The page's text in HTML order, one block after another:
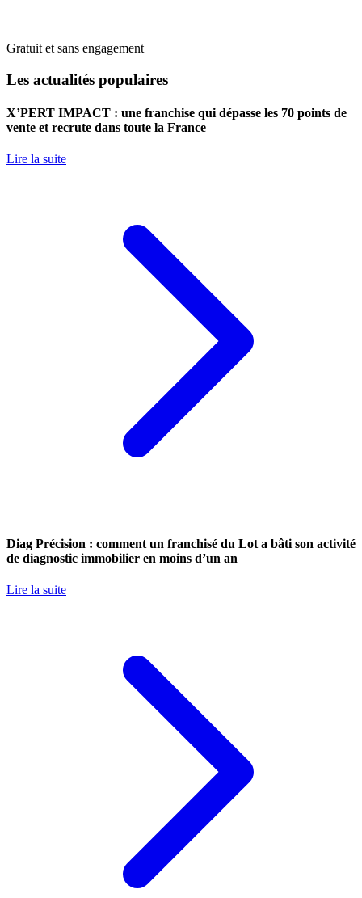
Gratuit et sans engagement
Les actualités populaires
X’PERT IMPACT : une franchise qui dépasse les 70 points de
vente et recrute dans toute la France
Lire la suite
Diag Précision : comment un franchisé du Lot a bâti son activité
de diagnostic immobilier en moins d’un an
Lire la suite